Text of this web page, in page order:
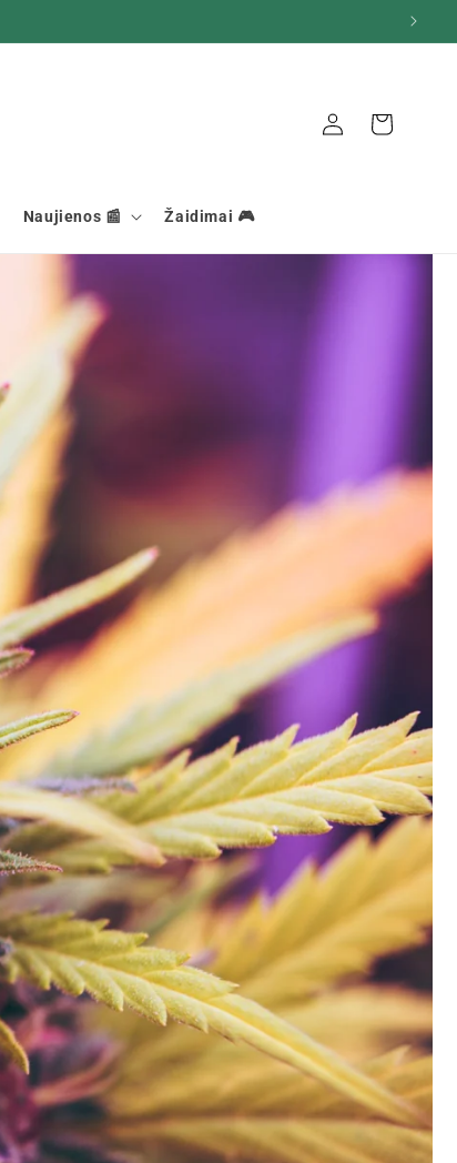
Naujienos 📰 Žaidimai 🎮
Ryšys Krepšelis